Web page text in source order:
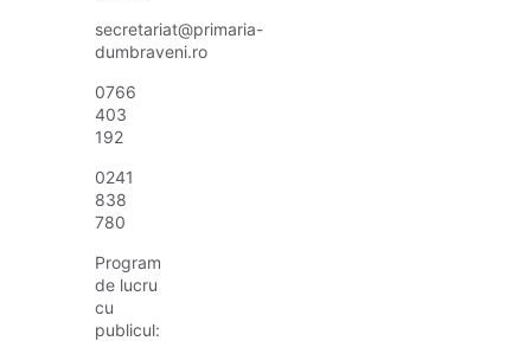
secretariat@primaria-
dumbraveni.ro
0766
403
192
0241
838
780
Program
de lucru
cu
publicul: